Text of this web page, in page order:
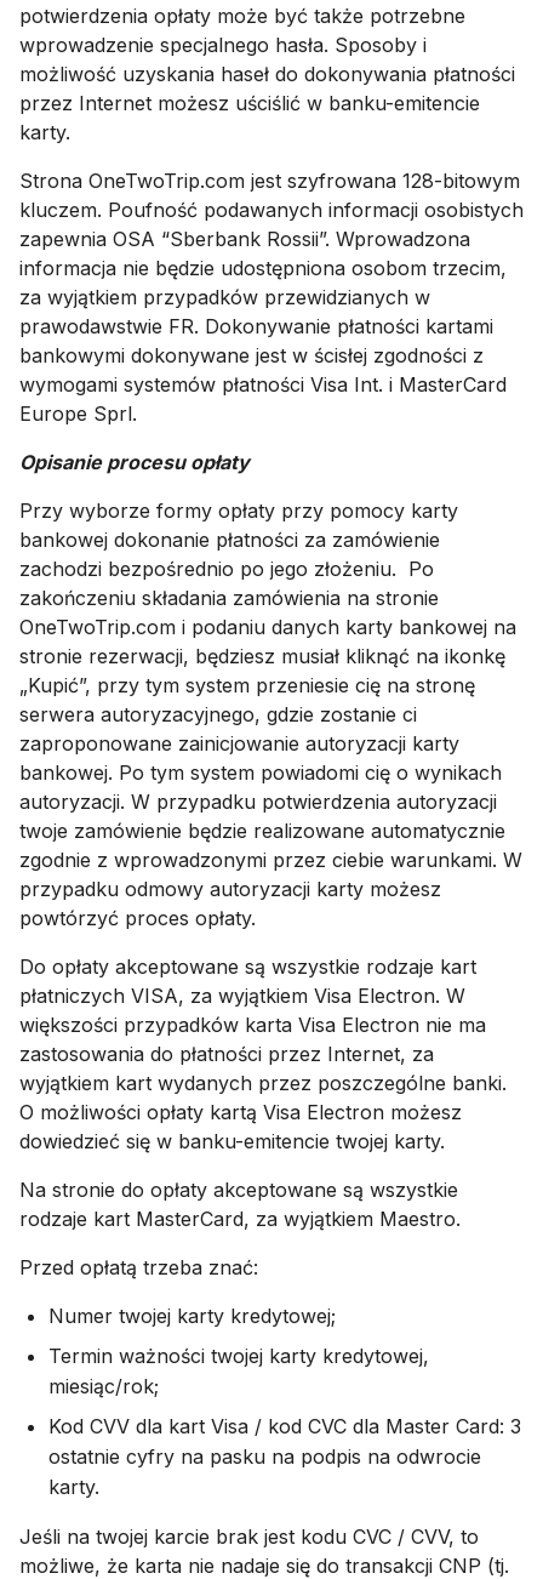
potwierdzenia opłaty może być także potrzebne
wprowadzenie specjalnego hasła. Sposoby i
możliwość uzyskania haseł do dokonywania płatności
przez Internet możesz uściślić w banku-emitencie
karty.
Strona OneTwoTrip.com jest szyfrowana 128-bitowym
kluczem. Poufność podawanych informacji osobistych
zapewnia OSA “Sberbank Rossii”. Wprowadzona
informacja nie będzie udostępniona osobom trzecim,
za wyjątkiem przypadków przewidzianych w
prawodawstwie FR. Dokonywanie płatności kartami
bankowymi dokonywane jest w ścisłej zgodności z
wymogami systemów płatności Visa Int. i MasterCard
Europe Sprl.
Opisanie procesu opłaty
Przy wyborze formy opłaty przy pomocy karty
bankowej dokonanie płatności za zamówienie
zachodzi bezpośrednio po jego złożeniu. Po
zakończeniu składania zamówienia na stronie
OneTwoTrip.com i podaniu danych karty bankowej na
stronie rezerwacji, będziesz musiał kliknąć na ikonkę
„Kupić”, przy tym system przeniesie cię na stronę
serwera autoryzacyjnego, gdzie zostanie ci
zaproponowane zainicjowanie autoryzacji karty
bankowej. Po tym system powiadomi cię o wynikach
autoryzacji. W przypadku potwierdzenia autoryzacji
twoje zamówienie będzie realizowane automatycznie
zgodnie z wprowadzonymi przez ciebie warunkami. W
przypadku odmowy autoryzacji karty możesz
powtórzyć proces opłaty.
Do opłaty akceptowane są wszystkie rodzaje kart
płatniczych VISA, za wyjątkiem Visa Electron. W
większości przypadków karta Visa Electron nie ma
zastosowania do płatności przez Internet, za
wyjątkiem kart wydanych przez poszczególne banki.
О możliwości opłaty kartą Visa Electron możesz
dowiedzieć się w banku-emitencie twojej karty.
Na stronie do opłaty akceptowane są wszystkie
rodzaje kart MasterCard, za wyjątkiem Maestro.
Przed opłatą trzeba znać:
Numer twojej karty kredytowej;
Termin ważności twojej karty kredytowej,
miesiąc/rok;
Kod CVV dla kart Visa / kod CVC dla Master Card: 3
ostatnie cyfry na pasku na podpis na odwrocie
karty.
Jeśli na twojej karcie brak jest kodu CVC / CVV, to
możliwe, że karta nie nadaje się do transakcji CNP (tj.